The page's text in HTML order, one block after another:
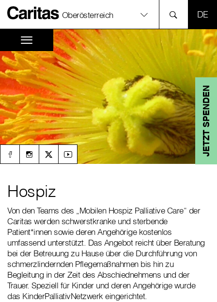
Oberösterreich
JETZT SPENDEN
Hospiz
Von den Teams des „Mobilen Hospiz Palliative Care“ der
Caritas werden schwerstkranke und sterbende
Patient*innen sowie deren Angehörige kostenlos
umfassend unterstützt. Das Angebot reicht über Beratung
bei der Betreuung zu Hause über die Durchführung von
schmerzlindernden Pflegemaßnahmen bis hin zu
Begleitung in der Zeit des Abschiednehmens und der
Trauer. Speziell für Kinder und deren Angehörige wurde
das KinderPalliativNetzwerk eingerichtet.